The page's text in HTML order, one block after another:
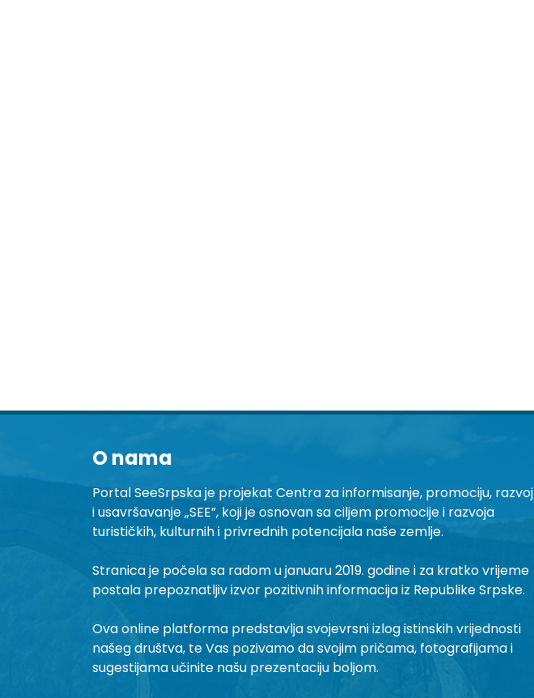
O nama
Portal SeeSrpska je projekat Centra za informisanje, promociju, razvoj
i usavršavanje „SEE”, koji je osnovan sa ciljem promocije i razvoja
turističkih, kulturnih i privrednih potencijala naše zemlje.
Stranica je počela sa radom u januaru 2019. godine i za kratko vrijeme
postala prepoznatljiv izvor pozitivnih informacija iz Republike Srpske.
Ova online platforma predstavlja svojevrsni izlog istinskih vrijednosti
našeg društva, te Vas pozivamo da svojim pričama, fotografijama i
sugestijama učinite našu prezentaciju boljom.